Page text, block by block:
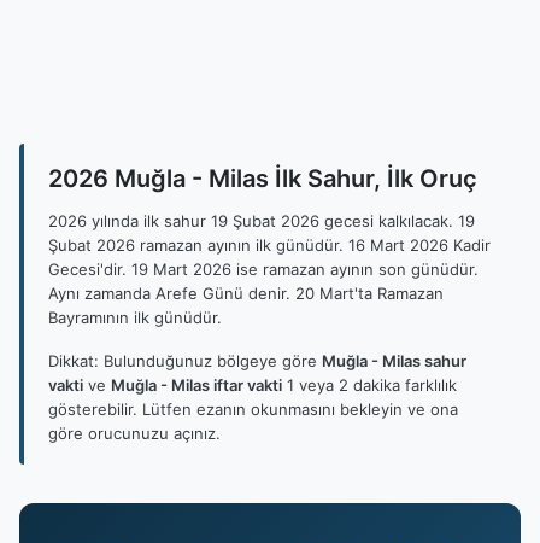
2026 Muğla - Milas İlk Sahur, İlk Oruç
2026 yılında ilk sahur 19 Şubat 2026 gecesi kalkılacak. 19
Şubat 2026 ramazan ayının ilk günüdür. 16 Mart 2026 Kadir
Gecesi'dir. 19 Mart 2026 ise ramazan ayının son günüdür.
Aynı zamanda Arefe Günü denir. 20 Mart'ta Ramazan
Bayramının ilk günüdür.
Dikkat: Bulunduğunuz bölgeye göre Muğla - Milas sahur
vakti ve Muğla - Milas iftar vakti 1 veya 2 dakika farklılık
gösterebilir. Lütfen ezanın okunmasını bekleyin ve ona
göre orucunuzu açınız.